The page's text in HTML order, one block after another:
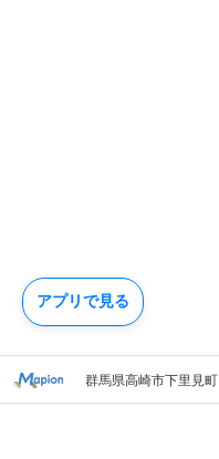
群馬県高崎市下里見町
アプリで見る